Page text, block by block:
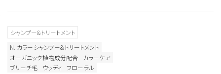
シャンプー&トリートメント
N. カラーシャンプー&トリートメント
オーガニック植物成分配合
カラーケア
ブリーチ毛
ウッディ フローラル